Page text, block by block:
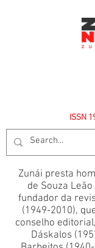
ISSN
Zunái presta
de Souza Leão
fundador da
(1949-2010),
conselho
Dáskalos